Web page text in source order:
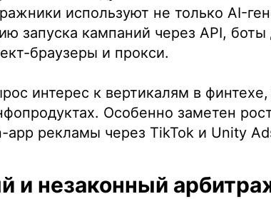
используют не только AI-
запуска кампаний через API, боты
браузеры и прокси.
интерес к вертикалям в
Особенно заметен
app рекламы через TikTok и Unity
и незаконный